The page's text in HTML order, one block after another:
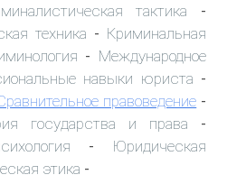
тактика -
техника - Криминальная
- Международное
навыки юриста -
правоведение -
государства и права -
-
Юридическая
этика -